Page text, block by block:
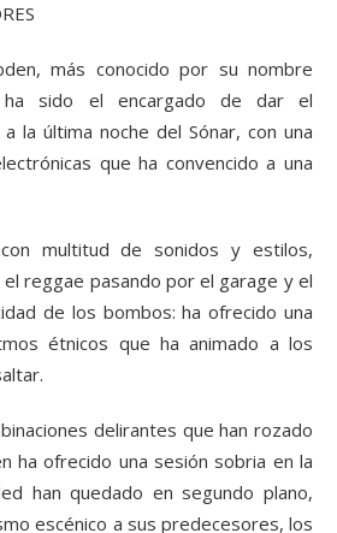
más conocido por su nombre
sido el encargado de dar el
la última noche del Sónar, con una
que ha convencido a una
multitud de sonidos y estilos,
reggae pasando por el garage y el
de los bombos: ha ofrecido una
étnicos que ha animado a los
delirantes que han rozado
ha ofrecido una sesión sobria en la
han quedado en segundo plano,
escénico a sus predecesores, los